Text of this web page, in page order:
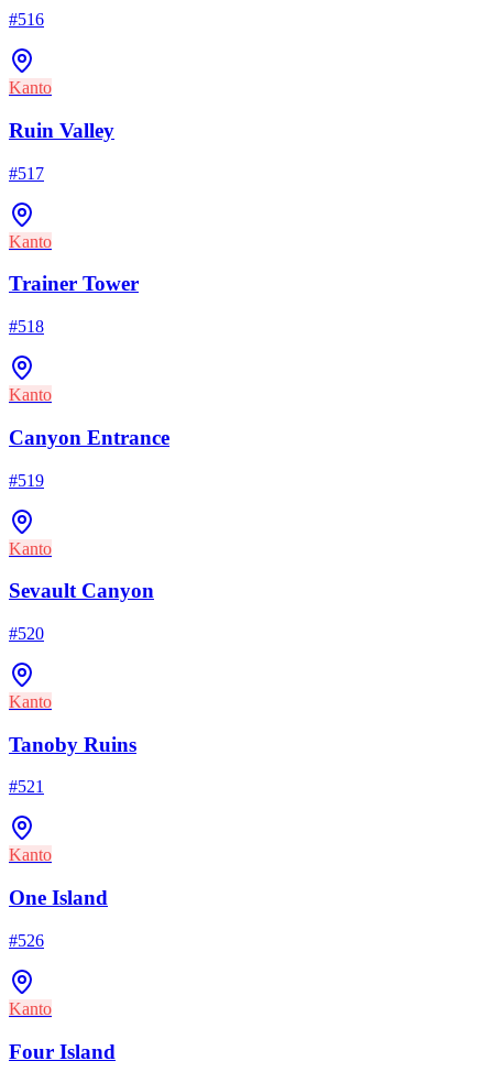
#516
Kanto
Ruin Valley
#517
Kanto
Trainer Tower
#518
Kanto
Canyon Entrance
#519
Kanto
Sevault Canyon
#520
Kanto
Tanoby Ruins
#521
Kanto
One Island
#526
Kanto
Four Island